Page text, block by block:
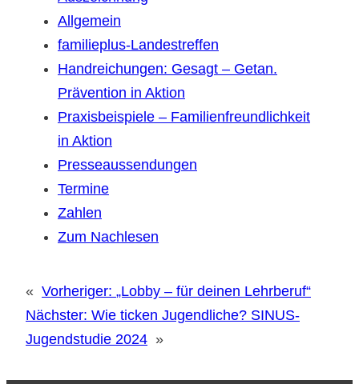
Allgemein
familieplus-Landestreffen
Handreichungen: Gesagt – Getan.
Prävention in Aktion
Praxisbeispiele – Familienfreundlichkeit
in Aktion
Presseaussendungen
Termine
Zahlen
Zum Nachlesen
« Vorheriger: „Lobby – für deinen Lehrberuf“
Nächster: Wie ticken Jugendliche? SINUS-
Jugendstudie 2024 »